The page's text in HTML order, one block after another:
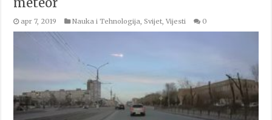
apr 7, 2019 Nauka i Tehnologija,Svijet,Vijesti 0